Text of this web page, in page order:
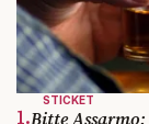
STICKET
1.Bitte Assarmo: